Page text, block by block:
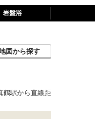
岩盤浴
図から探す
鶴駅から直線距